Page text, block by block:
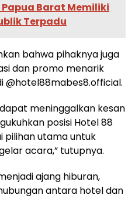
Barat Memiliki
Terpadu
bahwa pihaknya juga
dan promo menarik
@hotel88mabes8.official.
meninggalkan kesan
posisi Hotel 88
pilihan utama untuk
acara,” tutupnya.
ajang hiburan,
antara hotel dan